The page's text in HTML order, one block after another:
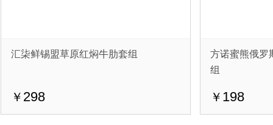
汇柒鲜锡盟草原红焖牛肋套组
￥ 298
方诺蜜熊俄罗
组
￥ 198